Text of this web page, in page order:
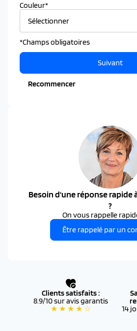
Couleur*
*Champs obligatoires
Recommencer
Suivant
Besoin d'une réponse rapide
?
On vous rappelle
Être rappelé par un
Clients satisfaits :
8.9/10 sur avis garantis
★ ★ ★ ★ ☆
14